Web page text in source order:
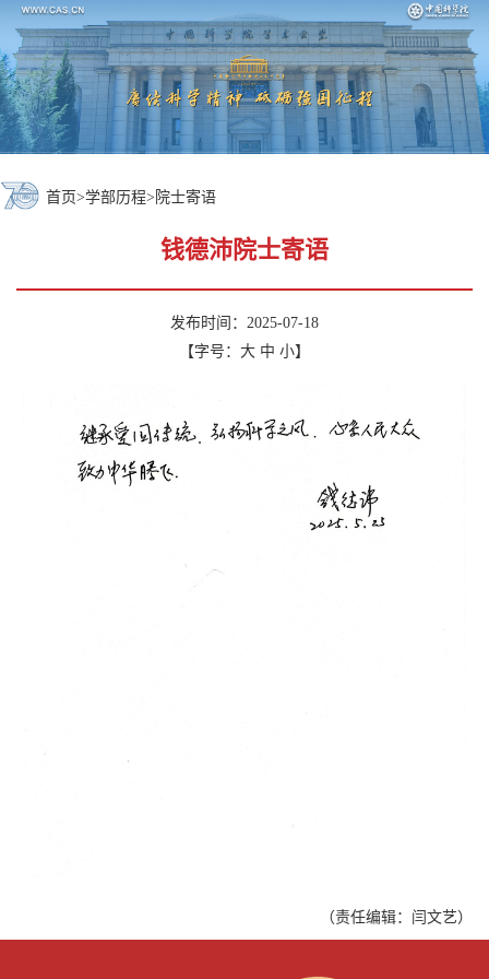
首页>学部历程> 院士寄语
钱德沛院士寄语
发布时间：2025-07-18
【字号： 大 中 小】
（责任编辑：闫文艺）